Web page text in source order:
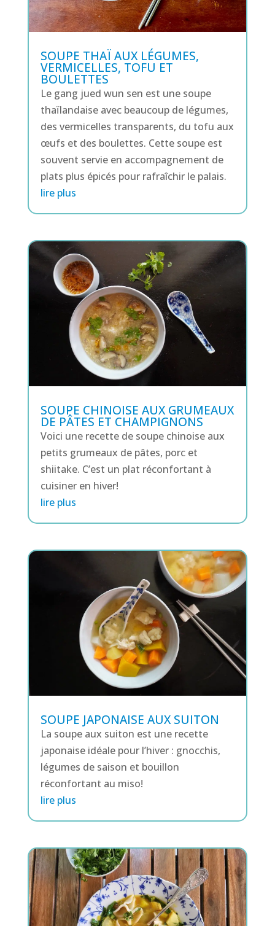
SOUPE THAÏ AUX LÉGUMES,
VERMICELLES, TOFU ET
BOULETTES
Le gang jued wun sen est une soupe
thaïlandaise avec beaucoup de légumes,
des vermicelles transparents, du tofu aux
œufs et des boulettes. Cette soupe est
souvent servie en accompagnement de
plats plus épicés pour rafraîchir le palais.
lire plus
SOUPE CHINOISE AUX GRUMEAUX
DE PÂTES ET CHAMPIGNONS
Voici une recette de soupe chinoise aux
petits grumeaux de pâtes, porc et
shiitake. C’est un plat réconfortant à
cuisiner en hiver!
lire plus
SOUPE JAPONAISE AUX SUITON
La soupe aux suiton est une recette
japonaise idéale pour l’hiver : gnocchis,
légumes de saison et bouillon
réconfortant au miso!
lire plus